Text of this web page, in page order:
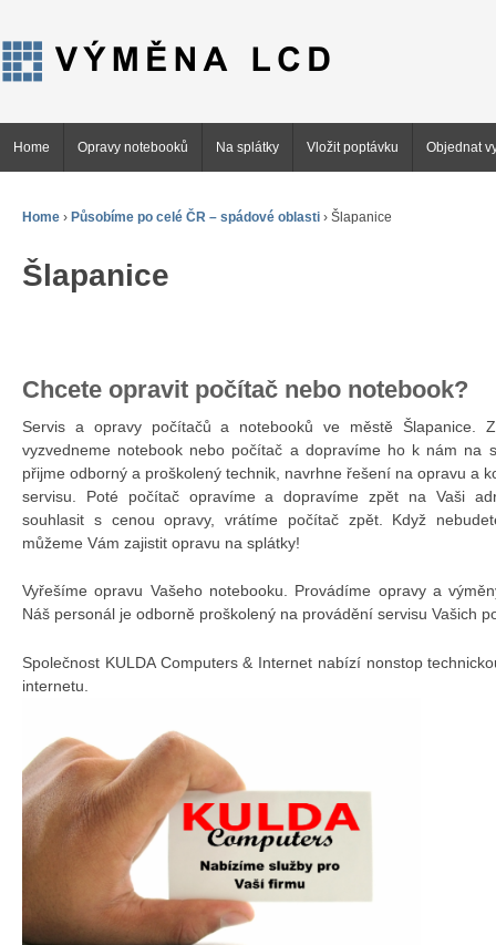
Home Opravy notebooků Na splátky Vložit poptávku Objednat
Home › Působíme po celé ČR – spádové oblasti › Šlapanice
Šlapanice
Chcete opravit počítač nebo notebook?
Servis a opravy počítačů a notebooků ve městě Šlapanice.
vyzvedneme notebook nebo počítač a dopravíme ho k nám na
přijme odborný a proškolený technik, navrhne řešení na opravu a
servisu. Poté počítač opravíme a dopravíme zpět na Vaši
souhlasit s cenou opravy, vrátíme počítač zpět. Když
můžeme Vám zajistit opravu na splátky!
Vyřešíme opravu Vašeho notebooku. Provádíme opravy a
Náš personál je odborně proškolený na provádění servisu Vašich
Společnost KULDA Computers & Internet nabízí nonstop
internetu.